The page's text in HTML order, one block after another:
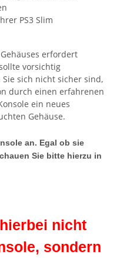
PS3 Slim
erfordert
vorsichtig
sich nicht sicher sind,
durch einen erfahrenen
ein neues
Gehäuse.
an. Egal ob sie
Sie bitte hierzu in
nicht
sondern